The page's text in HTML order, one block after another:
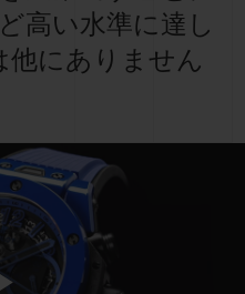
高い水準に達し
にありません